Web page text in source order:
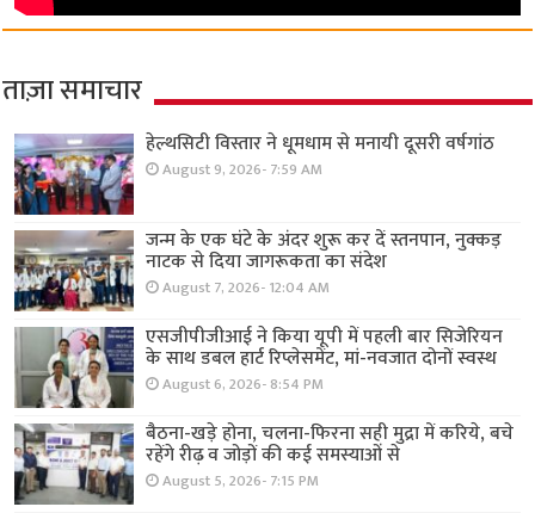
ताज़ा समाचार
हेल्थसिटी विस्तार ने धूमधाम से मनायी दूसरी वर्षगांठ
August 9, 2026- 7:59 AM
जन्म के एक घंटे के अंदर शुरू कर दें स्तनपान, नुक्कड़
नाटक से दिया जागरूकता का संदेश
August 7, 2026- 12:04 AM
एसजीपीजीआई ने किया यूपी में पहली बार सिजेरियन
के साथ डबल हार्ट रिप्लेसमेंट, मां-नवजात दोनों स्वस्थ
August 6, 2026- 8:54 PM
बैठना-खड़े होना, चलना-फिरना सही मुद्रा में करिये, बचे
रहेंगे रीढ़ व जोड़ों की कई समस्याओं से
August 5, 2026- 7:15 PM